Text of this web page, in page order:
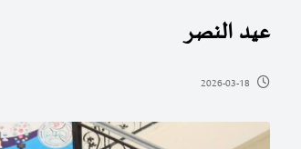
عيد النصر
2026-03-18